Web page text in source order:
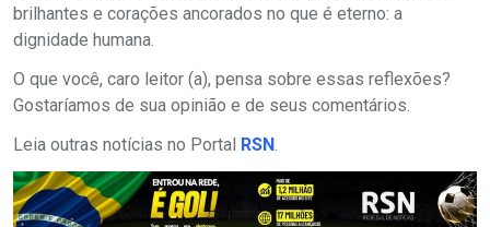
brilhantes e corações ancorados no que é eterno: a
dignidade humana.
O que você, caro leitor (a), pensa sobre essas reflexões?
Gostaríamos de sua opinião e de seus comentários.
Leia outras notícias no Portal RSN.